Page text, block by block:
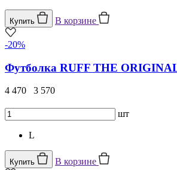
Купить В корзине
-20%
Футболка RUFF THE
4 470 3 570
шт
L
Купить В корзине